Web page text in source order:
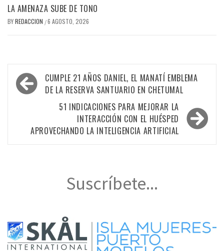
LA AMENAZA SUBE DE TONO
BYREDACCION /6 AGOSTO, 2026
Navegación
de
CUMPLE 21 AÑOS DANIEL, EL MANATÍ EMBLEMA
DE LA RESERVA SANTUARIO EN CHETUMAL
51 INDICACIONES PARA MEJORAR LA
INTERACCIÓN CON EL HUÉSPED
APROVECHANDO LA INTELIGENCIA ARTIFICIAL
Suscríbete...